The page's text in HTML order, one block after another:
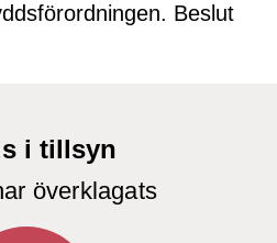
Beslut
i tillsyn
överklagats